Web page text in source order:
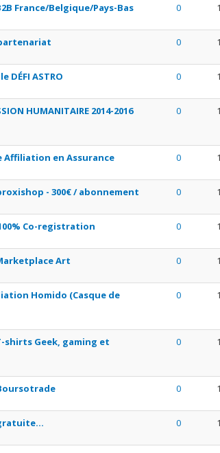
France/Belgique/Pays-Bas 0
0
DÉFI ASTRO 0
HUMANITAIRE 2014-2016
0
Affiliation en Assurance 0
- 300€ / abonnement 0
Co-registration 0
Art 0
Homido (Casque de
0
Geek, gaming et
0
0
0